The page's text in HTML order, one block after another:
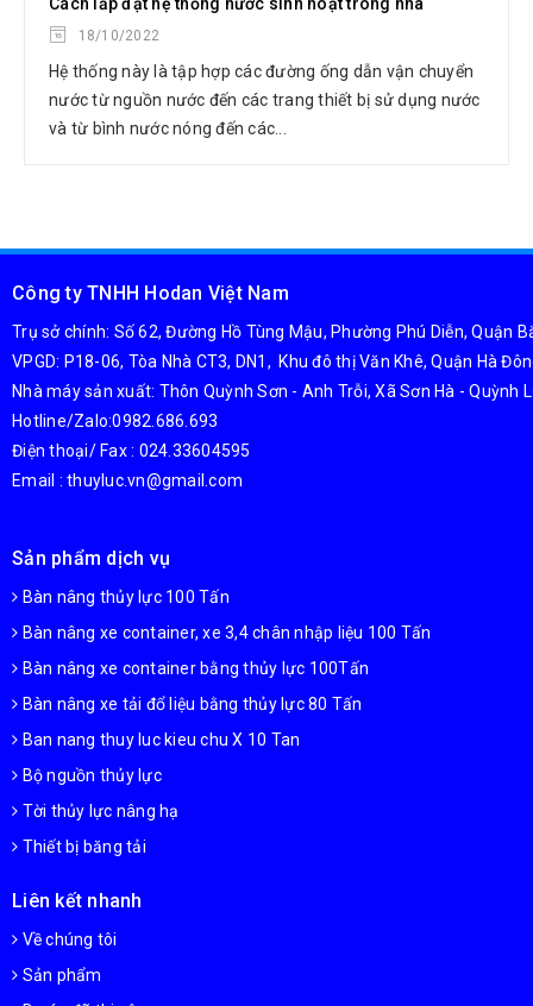
18/10/2022
Hệ thống này là tập hợp các đường ống dẫn vận chuyển
nước từ nguồn nước đến các trang thiết bị sử dụng nước
và từ bình nước nóng đến các...
Công ty TNHH Hodan Việt Nam
Trụ sở chính: Số 62, Đường Hồ Tùng Mậu, Phường Phú Diễn, Quận
VPGD: P18-06, Tòa Nhà CT3, DN1, Khu đô thị Văn Khê, Quận Hà
Nhà máy sản xuất: Thôn Quỳnh Sơn - Anh Trỗi, Xã Sơn Hà - Quỳnh
Hotline/Zalo:0982.686.693
Điện thoại/ Fax : 024.33604595
Email : thuyluc.vn@gmail.com
Sản phẩm dịch vụ
Bàn nâng thủy lực 100 Tấn
Bàn nâng xe container, xe 3,4 chân nhập liệu 100 Tấn
Bàn nâng xe container bằng thủy lực 100Tấn
Bàn nâng xe tải đổ liệu bằng thủy lực 80 Tấn
Ban nang thuy luc kieu chu X 10 Tan
Bộ nguồn thủy lực
Tời thủy lực nâng hạ
Thiết bị băng tải
Liên kết nhanh
Về chúng tôi
Sản phẩm